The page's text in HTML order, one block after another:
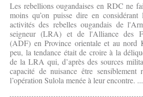
Les rebellions ougandaises en RDC ne
moins qu’on puisse dire en considérant
activités des rebelles ougandais de
seigneur (LRA) et de l'Alliance des
(ADF) en Province orientale et au
peu, la tendance était de croire à la
de la LRA qui, d’après des sources
capacité de nuisance être
l’opération Sulola menée à leur encontre. ...